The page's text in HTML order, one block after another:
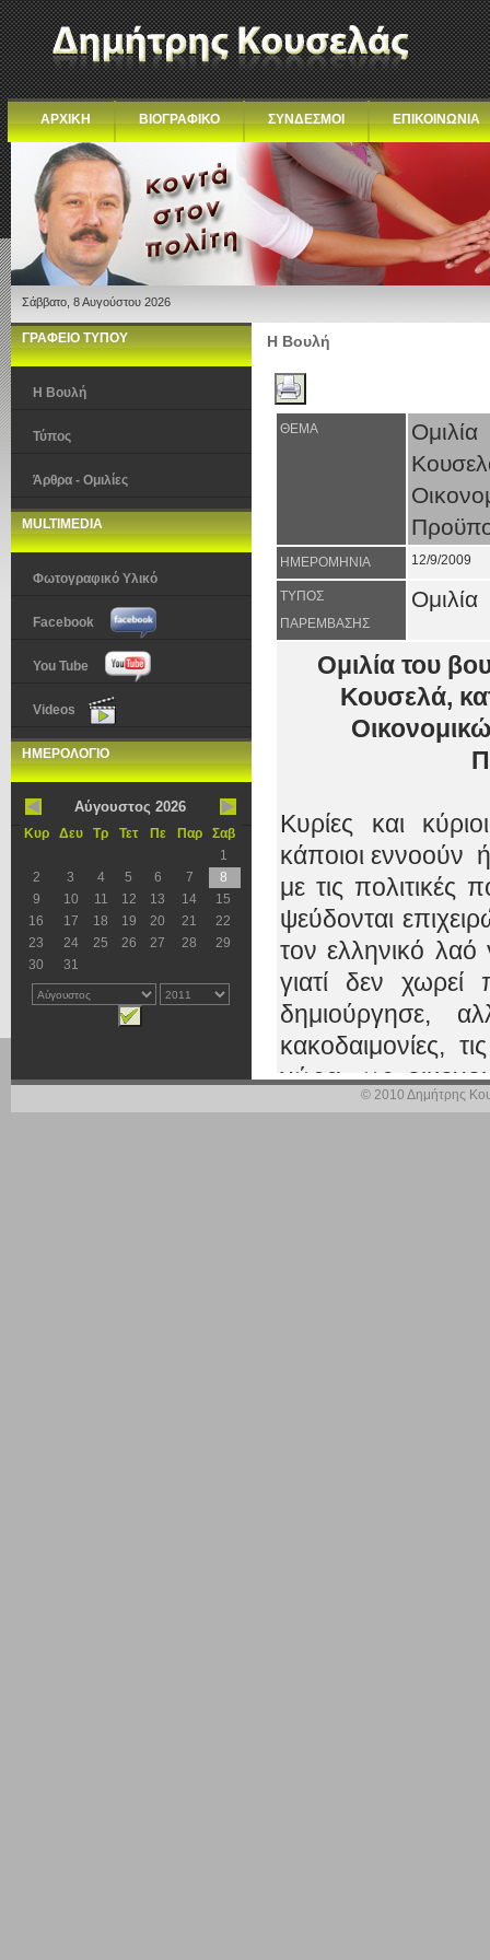
ΑΡΧΙΚΗ ΒΙΟΓΡΑΦΙΚΟ ΣΥΝΔΕΣΜΟΙ ΕΠΙΚΟΙΝΩΝΙΑ
Σάββατο, 8 Αυγούστου 2026
ΓΡΑΦΕΙΟ ΤΥΠΟΥ
Η Βουλή
Τύπος
Άρθρα - Ομιλίες
MULTIMEDIA
Φωτογραφικό Υλικό
Facebook
You Tube
Videos
ΗΜΕΡΟΛΟΓΙΟ
Αύγουστος 2026
Κυρ Δευ Τρ Τετ Πε Παρ
Σαβ
1
2
3 4 5 6 7
8
9
10 11 12 13 14
15
16
17 18 19 20 21
22
23
24 25 26 27 28
29
30
31
Η Βουλή
ΘΕΜΑ
ΗΜΕΡΟΜΗΝΙΑ 12/9/2009
ΤΥΠΟΣ
ΠΑΡΕΜΒΑΣΗΣ
Ομιλία
Ομιλία του
Κουσελά,
Κυρίες και
κάποιοι εννοούν
με τις
ψεύδονται
τον ελληνικό
γιατί δεν
δημιούργησε,
κακοδαιμονίες,
χώρα, ως
χαλί».
© 2010 Δημήτρης